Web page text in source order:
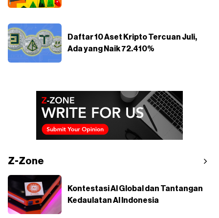
Daftar 10 Aset Kripto Tercuan Juli,
Ada yang Naik 72.410%
Z-Zone
Kontestasi AI Global dan Tantangan
Kedaulatan AI Indonesia